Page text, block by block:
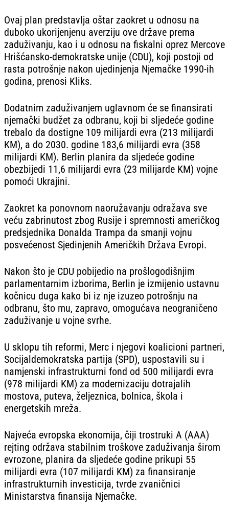
Ovaj plan predstavlja oštar zaokret u odnosu na
duboko ukorijenjenu averziju ove države prema
zaduživanju, kao i u odnosu na fiskalni oprez Mercove
Hrišćansko-demokratske unije (CDU), koji postoji od
rasta potrošnje nakon ujedinjenja Njemačke 1990-ih
godina, prenosi Kliks.
Dodatnim zaduživanjem uglavnom će se finansirati
njemački budžet za odbranu, koji bi sljedeće godine
trebalo da dostigne 109 milijardi evra (213 milijardi
KM), a do 2030. godine 183,6 milijardi evra (358
milijardi KM). Berlin planira da sljedeće godine
obezbijedi 11,6 milijardi evra (23 milijarde KM) vojne
pomoći Ukrajini.
Zaokret ka ponovnom naoružavanju odražava sve
veću zabrinutost zbog Rusije i spremnosti američkog
predsjednika Donalda Trampa da smanji vojnu
posvećenost Sjedinjenih Američkih Država Evropi.
Nakon što je CDU pobijedio na prošlogodišnjim
parlamentarnim izborima, Berlin je izmijenio ustavnu
kočnicu duga kako bi iz nje izuzeo potrošnju na
odbranu, što mu, zapravo, omogućava neograničeno
zaduživanje u vojne svrhe.
U sklopu tih reformi, Merc i njegovi koalicioni partneri,
Socijaldemokratska partija (SPD), uspostavili su i
namjenski infrastrukturni fond od 500 milijardi evra
(978 milijardi KM) za modernizaciju dotrajalih
mostova, puteva, željeznica, bolnica, škola i
energetskih mreža.
Najveća evropska ekonomija, čiji trostruki A (AAA)
rejting održava stabilnim troškove zaduživanja širom
evrozone, planira da sljedeće godine prikupi 55
milijardi evra (107 milijardi KM) za finansiranje
infrastrukturnih investicija, tvrde zvaničnici
Ministarstva finansija Njemačke.